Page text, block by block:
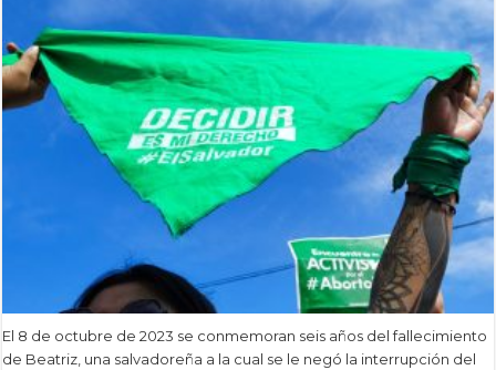
El 8 de octubre de 2023 se conmemoran seis años del fallecimiento
de Beatriz, una salvadoreña a la cual se le negó la interrupción del